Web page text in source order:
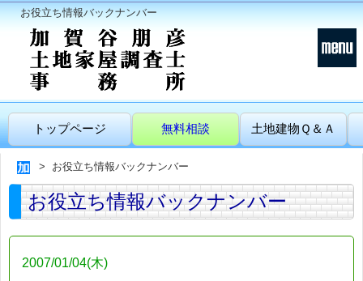
お役立ち情報バックナンバー
トップページ 無料相談 土地建物Ｑ＆Ａ
お役立ち情報バックナンバー
お役立ち情報バックナンバー
2007/01/04(木)